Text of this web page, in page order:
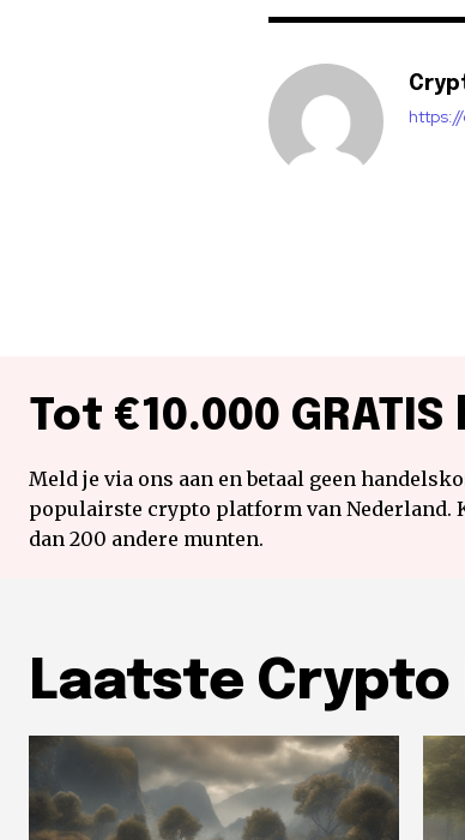
Tot €10.000
Meld je via ons aan en betaal geen
populairste crypto platform van Nederland.
dan 200 andere munten.
Laatste Crypto